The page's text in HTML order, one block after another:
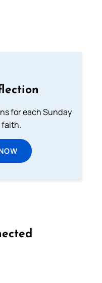
for each Sunday
faith.